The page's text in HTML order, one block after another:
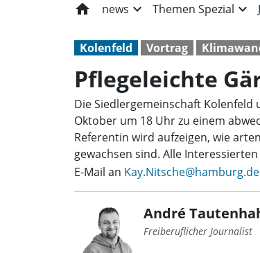
home news expand_more Themen Spezial expand_more
Kolenfeld Vortrag
Pflegeleichte
Die Siedlergemeinschaft Kolenfeld
Oktober um 18 Uhr zu einem
Referentin wird aufzeigen, wie
gewachsen sind. Alle
E-Mail an Kay.Nitsche@hamburg.de
André
Freiberuflicher Journalist